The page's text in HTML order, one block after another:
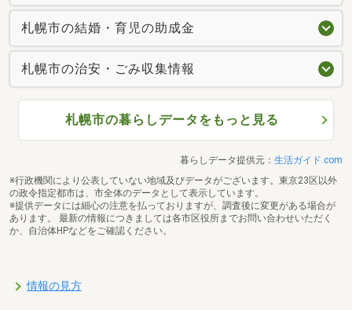
札幌市の結婚・育児の助成金
札幌市の治安・ごみ収集情報
札幌市の暮らしデータをもっと見る
暮らしデータ提供元： 生活ガイド.com
※行政機関により公表していない地域及びデータがございます。東京23区以外
の政令指定都市は、市全体のデータとして表示しています。
※提供データには細心の注意を払っておりますが、調査後に変更がある場合が
あります。 最新の情報につきましては各市区役所までお問い合わせいただく
か、自治体HPなどをご確認ください。
情報の見方